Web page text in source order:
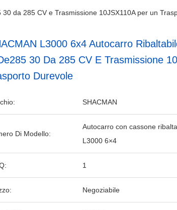
da 285 CV e Trasmissione 10JSX110A per un
L3000 6x4 Autocarro
30 Da 285 CV E Trasmissione
Durevole
SHACMAN
Di Modello:
Autocarro con cassone
L3000 6×4
1
Negoziabile